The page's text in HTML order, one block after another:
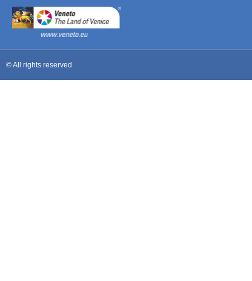
© All rights reserved